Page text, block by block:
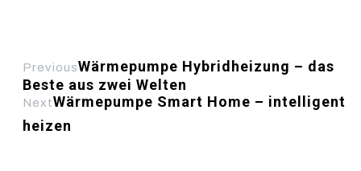
PreviousWärmepumpe Hybridheizung – das
Beste aus zwei Welten
NextWärmepumpe Smart Home – intelligent
heizen